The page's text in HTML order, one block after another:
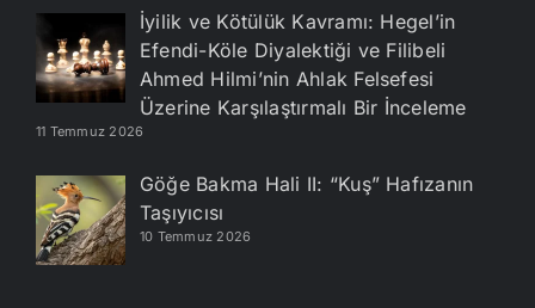
İyilik ve Kötülük Kavramı: Hegel’in
Efendi-Köle Diyalektiği ve Filibeli
Ahmed Hilmi’nin Ahlak Felsefesi
Üzerine Karşılaştırmalı Bir İnceleme
11 Temmuz 2026
Göğe Bakma Hali II: “Kuş” Hafızanın
Taşıyıcısı
10 Temmuz 2026